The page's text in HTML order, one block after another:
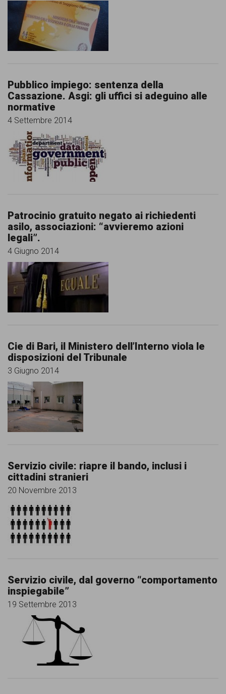
garanzia
dei
diritti
cittadinanza
per
tutti.
Pubblico impiego: sentenza della
Cassazione. Asgi: gli uffici si adeguino alle
normative
4 Settembre 2014
Patrocinio gratuito negato ai richiedenti
asilo, associazioni: “avvieremo azioni
legali”.
4 Giugno 2014
Cie di Bari, il Ministero dell’Interno viola le
disposizioni del Tribunale
3 Giugno 2014
Servizio civile: riapre il bando, inclusi i
cittadini stranieri
20 Novembre 2013
Servizio civile, dal governo “comportamento
inspiegabile”
19 Settembre 2013